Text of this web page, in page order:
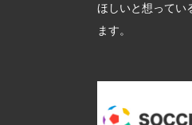
ほしいと想ってい
ます。